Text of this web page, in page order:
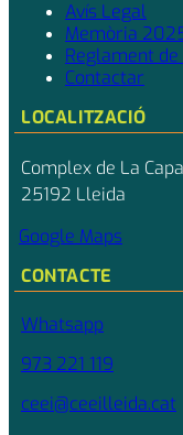
Avís Legal
Memòria
Reglament
Contactar
LOCALITZACIÓ
Complex de La
25192 Lleida
Google Maps
CONTACTE
Whatsapp
973 221 119
ceei@ceeilleida.cat